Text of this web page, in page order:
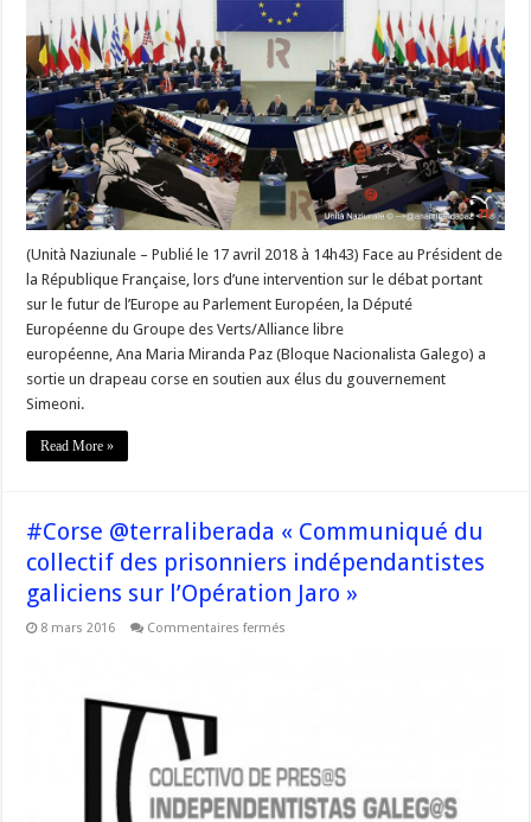
à
Macron
au
parlement
Européen,
la
député
@anamirandapaz
de
@obloque
dégaine
un
drapeau
#Corse
@EUPARTYEFA
(Unità Naziunale – Publié le 17 avril 2018 à 14h43) Face au Président de
la République Française, lors d’une intervention sur le débat portant
sur le futur de l’Europe au Parlement Européen, la Député
Européenne du Groupe des Verts/Alliance libre
européenne, Ana Maria Miranda Paz (Bloque Nacionalista Galego) a
sortie un drapeau corse en soutien aux élus du gouvernement
Simeoni.
Read More »
#Corse @terraliberada « Communiqué du
collectif des prisonniers indépendantistes
galiciens sur l’Opération Jaro »
8 mars 2016 Commentaires fermés
galiciens
sur
l’Opération
Jaro »